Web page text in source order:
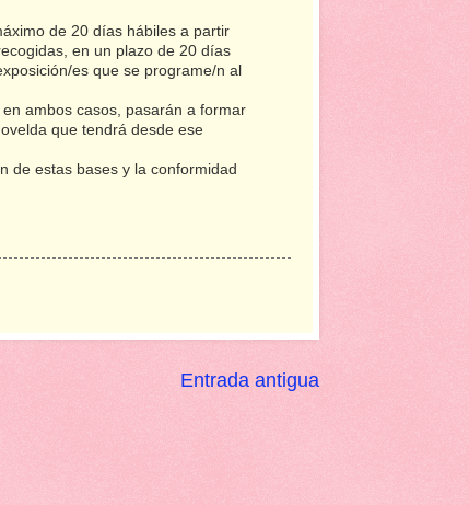
de 20 días hábiles a partir
en un plazo de 20 días
es que se programe/n al
ambos casos, pasarán a formar
que tendrá desde ese
de estas bases y la conformidad
Entrada antigua